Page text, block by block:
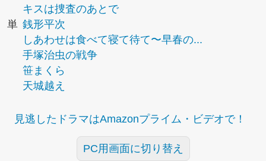
キスは捜査のあとで
単 銭形平次
しあわせは食べて寝て待て〜早春の...
手塚治虫の戦争
笹まくら
天城越え
見逃したドラマはAmazonプライム・ビデオで！
PC用画面に切り替え